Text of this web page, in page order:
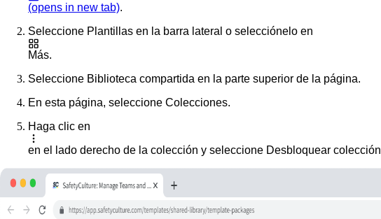
(opens in new tab).
Seleccione Plantillas en la barra lateral o selecciónelo en
Más.
Seleccione Biblioteca compartida en la parte superior de la página.
En esta página, seleccione Colecciones.
Haga clic en
en el lado derecho de la colección y seleccione Desbloquear colección